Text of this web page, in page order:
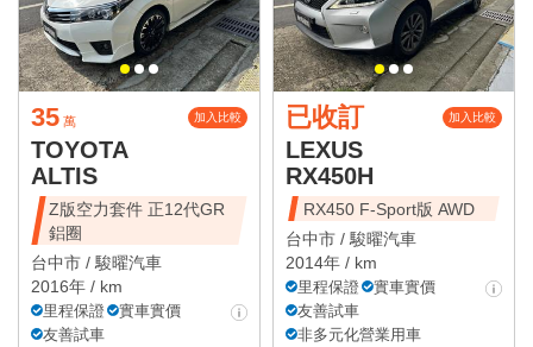
35 萬 加入比較
TOYOTA
ALTIS
Z版空力套件 正12代GR
鋁圈
台中市 / 駿曜汽車
2016年 / km
里程保證
實車實價
友善試車
已收訂 加入比較
LEXUS
RX450H
RX450 F-Sport版 AWD
台中市 / 駿曜汽車
2014年 / km
里程保證
實車實價
友善試車
非多元化營業用車